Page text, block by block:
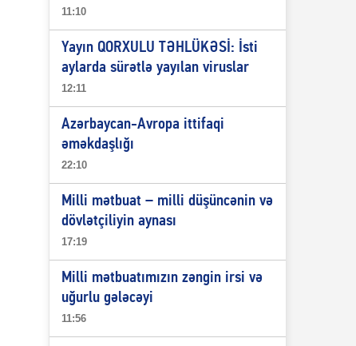
11:10
Yayın QORXULU TƏHLÜKƏSİ: İsti
aylarda sürətlə yayılan viruslar
12:11
Azərbaycan-Avropa ittifaqi
əməkdaşlığı
22:10
Milli mətbuat – milli düşüncənin və
dövlətçiliyin aynası
17:19
Milli mətbuatımızın zəngin irsi və
uğurlu gələcəyi
11:56